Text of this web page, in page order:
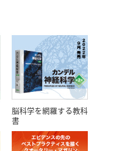
脳科学を網羅する教科
書